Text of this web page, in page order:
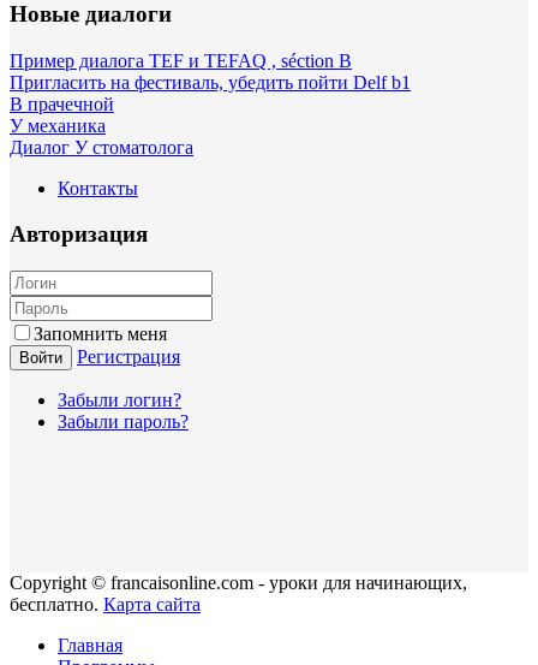
Новые диалоги
Пример диалога TEF и TEFAQ , séction B
Пригласить на фестиваль, убедить пойти Delf b1
В прачечной
У механика
Диалог У стоматолога
Контакты
Авторизация
Запомнить меня
Войти Регистрация
Забыли логин?
Забыли пароль?
Copyright © francaisonline.com - уроки для начинающих,
бесплатно. Карта сайта
Главная